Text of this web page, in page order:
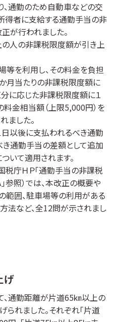
通勤のため自動車などの交
得者に支給する通勤手当の非
が行われました。
人の非課税限度額が引き上
を利用し、その料金を負担
月当たりの非課税限度額に
に応じた非課税限度額に１
金相当額（上限5,000円）を
ました。
以後に支払われるべき通勤
通勤手当の差額として追加
いて適用されます。
税庁ＨＰ「通勤手当の非課税
参照）では、本改正の概要や
範囲、駐車場等の利用がある
法など、全12問が示されまし
げ
通勤距離が片道65㎞以上の
れました。それぞれ「片道